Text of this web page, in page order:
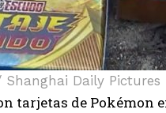
Daily Pictures
tarjetas de Pokémon